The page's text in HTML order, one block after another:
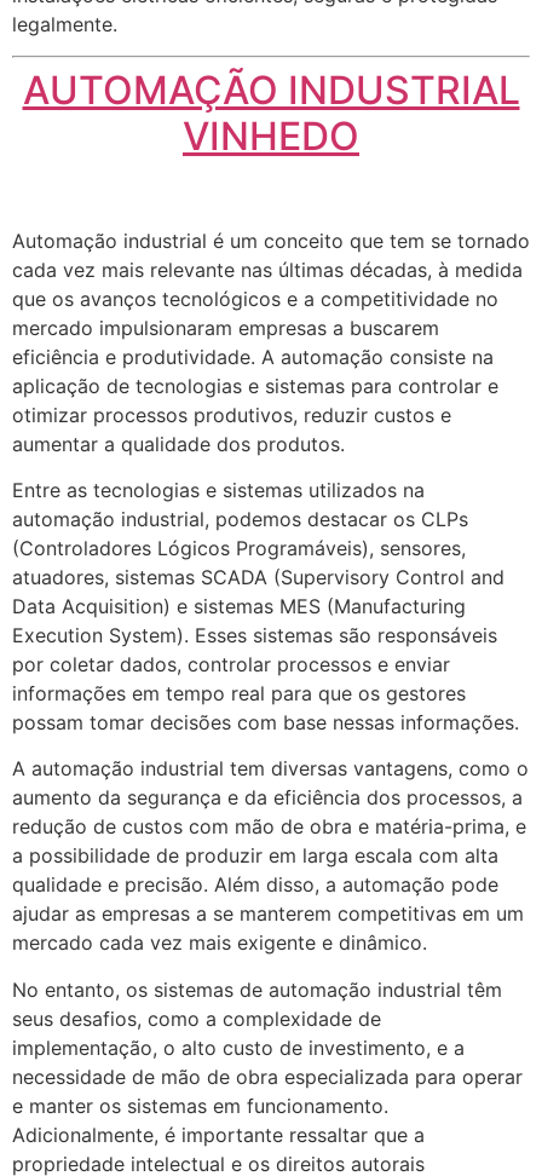
legalmente.
AUTOMAÇÃO INDUSTRIAL
VINHEDO
Automação industrial é um conceito que tem se tornado
cada vez mais relevante nas últimas décadas, à medida
que os avanços tecnológicos e a competitividade no
mercado impulsionaram empresas a buscarem
eficiência e produtividade. A automação consiste na
aplicação de tecnologias e sistemas para controlar e
otimizar processos produtivos, reduzir custos e
aumentar a qualidade dos produtos.
Entre as tecnologias e sistemas utilizados na
automação industrial, podemos destacar os CLPs
(Controladores Lógicos Programáveis), sensores,
atuadores, sistemas SCADA (Supervisory Control and
Data Acquisition) e sistemas MES (Manufacturing
Execution System). Esses sistemas são responsáveis
por coletar dados, controlar processos e enviar
informações em tempo real para que os gestores
possam tomar decisões com base nessas informações.
A automação industrial tem diversas vantagens, como o
aumento da segurança e da eficiência dos processos, a
redução de custos com mão de obra e matéria-prima, e
a possibilidade de produzir em larga escala com alta
qualidade e precisão. Além disso, a automação pode
ajudar as empresas a se manterem competitivas em um
mercado cada vez mais exigente e dinâmico.
No entanto, os sistemas de automação industrial têm
seus desafios, como a complexidade de
implementação, o alto custo de investimento, e a
necessidade de mão de obra especializada para operar
e manter os sistemas em funcionamento.
Adicionalmente, é importante ressaltar que a
propriedade intelectual e os direitos autorais